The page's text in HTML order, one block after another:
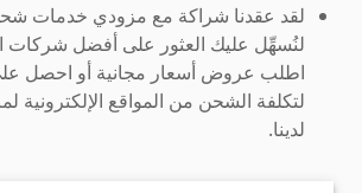
لقد عقدنا شراكة مع مزودي خدمات
لنُسهِّل عليك العثور على أفضل شركات
اطلب عروض أسعار مجانية أو احصل
لتكلفة الشحن من المواقع الإلكترونية
لدينا.